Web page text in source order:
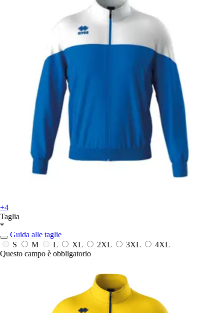
+4
Taglia
*
Guida alle taglie
S
M L XL 2XL 3XL
4XL
Questo campo è obbligatorio